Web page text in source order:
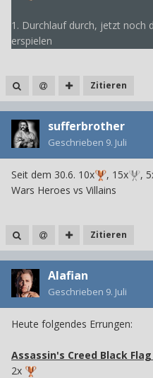
1. Durchlauf durch, jetzt noch
erspielen
Zitieren
sufferbrother
Geschrieben 9. Juli
Seit dem 30.6. 10x , 15x ,
Wars Heroes vs Villains
Zitieren
Alafian
Geschrieben 9. Juli
Heute folgendes Errungen:
Assassin's Creed Black
2x